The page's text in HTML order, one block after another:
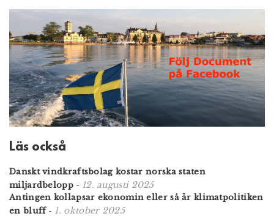
Läs också
Danskt vindkraftsbolag kostar norska staten
miljardbelopp- 12. augusti 2025
Antingen kollapsar ekonomin eller så är klimatpolitiken
en bluff- 1. oktober 2025